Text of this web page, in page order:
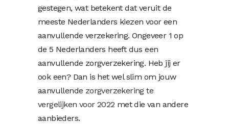
gestegen, wat betekent dat veruit de
meeste Nederlanders kiezen voor een
aanvullende verzekering. Ongeveer 1 op
de 5 Nederlanders heeft dus een
aanvullende zorgverzekering. Heb jij er
ook een? Dan is het wel slim om jouw
aanvullende zorgverzekering te
vergelijken voor 2022 met die van andere
aanbieders.